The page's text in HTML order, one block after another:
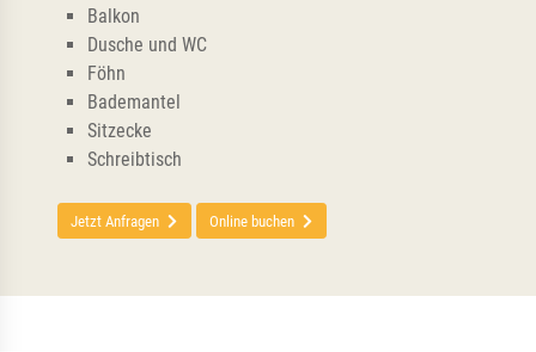
Balkon
Dusche und WC
Föhn
Bademantel
Sitzecke
Schreibtisch
Jetzt Anfragen Online buchen